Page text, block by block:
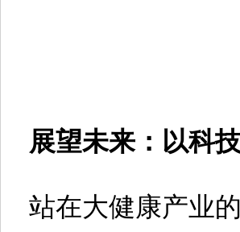
展望未来：以科
站在大健康产业